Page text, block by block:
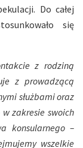
Do całej
się
z rodziną
z prowadzącą
służbami oraz
zakresie swoich
konsularnego –
wszelkie